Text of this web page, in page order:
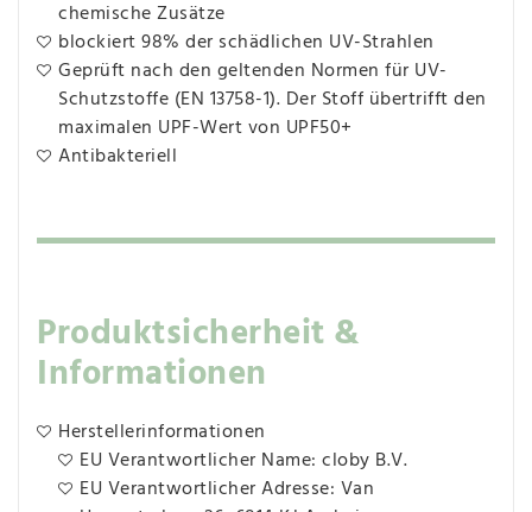
chemische Zusätze
blockiert 98% der schädlichen UV-Strahlen
Geprüft nach den geltenden Normen für UV-
Schutzstoffe (EN 13758-1). Der Stoff übertrifft den
maximalen UPF-Wert von UPF50+
Antibakteriell
Produktsicherheit &
Informationen
Herstellerinformationen
EU Verantwortlicher Name: cloby B.V.
EU Verantwortlicher Adresse: Van